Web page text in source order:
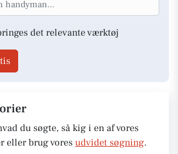
det relevante værktøj
du søgte, så kig i en af vores
eller brug vores udvidet søgning.